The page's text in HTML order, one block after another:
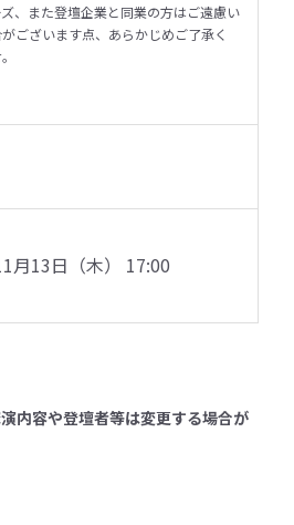
、また登壇企業と同業の方はご遠慮い
ございます点、あらかじめご了承く
月13日（木） 17:00
演内容や登壇者等は変更する場合が